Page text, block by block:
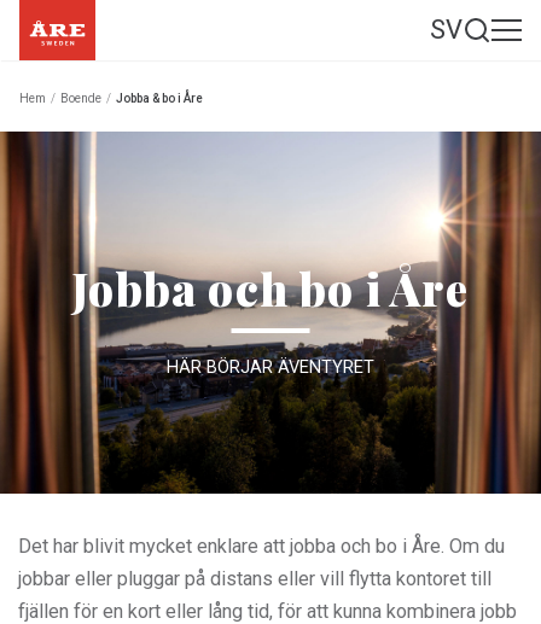
SV
Hem / Boende / Jobba & bo i Åre
Jobba och bo i Åre
HÄR BÖRJAR ÄVENTYRET
Det har blivit mycket enklare att jobba och bo i Åre. Om du
jobbar eller pluggar på distans eller vill flytta kontoret till
fjällen för en kort eller lång tid, för att kunna kombinera jobb